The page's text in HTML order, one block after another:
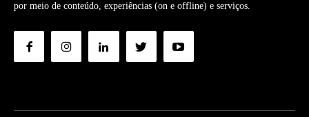
por meio de conteúdo, experiências (on e offline) e serviços.